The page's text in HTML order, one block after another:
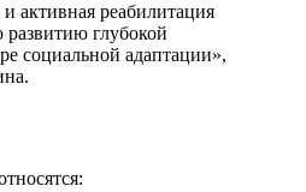
активная реабилитация
глубокой
социальной адаптации»,